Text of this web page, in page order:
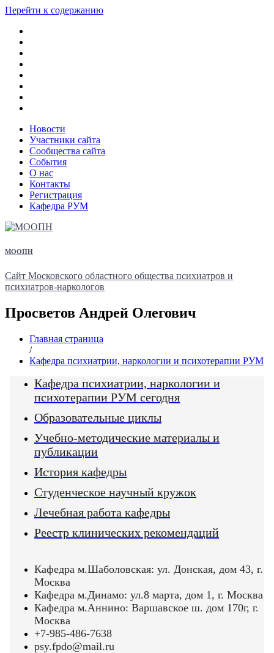
Перейти к содержанию
Новости
Участники сайта
Сообщества сайта
События
О нас
Контакты
Регистрация
Кафедра РУМ
МООПН
Сайт Московского областного общества психиатров и
психиатров-наркологов
Просветов Андрей Олегович
Главная страница
/
Кафедра психиатрии, наркологии и психотерапии РУМ
Кафедра психиатрии, наркологии и
психотерапии РУМ сегодня
Образовательные циклы
Учебно-методические материалы и
публикации
История кафедры
Студенческое научный кружок
Лечебная работа кафедры
Реестр клинических рекомендаций
Кафедра м.Шаболовская: ул. Донская, дом 43, г.
Москва
Кафедра м.Динамо: ул.8 марта, дом 1, г. Москва
Кафедра м.Аннино: Варшавское ш. дом 170г, г.
Москва
+7-985-486-7638
psy.fpdo@mail.ru